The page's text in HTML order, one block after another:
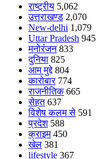
राष्ट्रीय 5,062
उत्तराखण्ड 2,070
New-delhi 1,079
Uttar Pradesh 945
मनोरंजन 833
दुनिया 825
आम मुद्दे 804
कारोबार 774
राजनीतिक 665
सेहत 637
विशेष कलम से 591
प्रदेश 588
क्राइम 450
खेल 381
lifestyle 367